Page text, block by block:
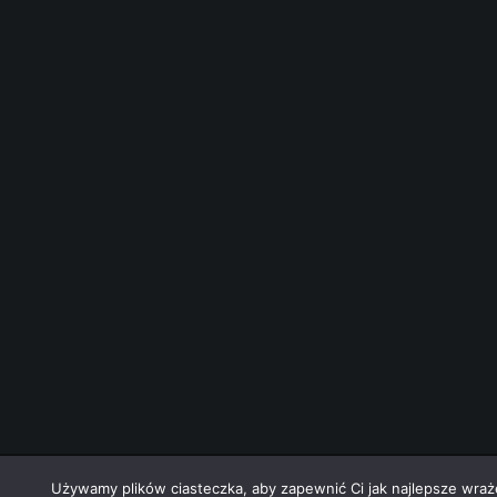
nek-it.pl design.
Używamy plików ciasteczka, aby zapewnić Ci jak najlepsze